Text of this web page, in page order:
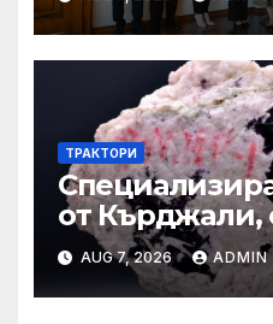
винаги
интересите
ТРАКТОРИ
от Кърджали,
Кърджали
нови с ТОП
цяла
AUG 7, 2026 ADMIN